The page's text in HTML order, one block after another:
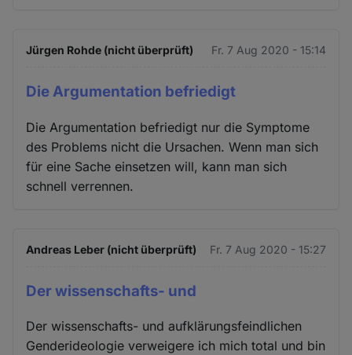
Jürgen Rohde (nicht überprüft) Fr. 7 Aug 2020 - 15:14
Die Argumentation befriedigt
Die Argumentation befriedigt nur die Symptome
des Problems nicht die Ursachen. Wenn man sich
für eine Sache einsetzen will, kann man sich
schnell verrennen.
Andreas Leber (nicht überprüft) Fr. 7 Aug 2020 - 15:27
Der wissenschafts- und
Der wissenschafts- und aufklärungsfeindlichen
Genderideologie verweigere ich mich total und bin